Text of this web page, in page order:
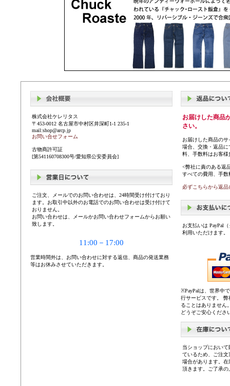
株式会社ケレリタス
〒453-0012 名古屋市中村区井深町1-1 235-1
mail:shop@arcp.jp
お問い合せフォーム
古物商許可証
[第541160708300号/愛知県公安委員会]
ご注文、メールでのお問い合わせは、24時間受け付けており
ます。お取引中以外のお電話でのお問い合わせは受け付けて
おりません。
お問い合わせは、メールかお問い合わせフォームからお願い
致します。
11:00－17:00
営業時間外は、お問い合わせに対する返信、商品の発送業務
等はお休みさせていただきます。
お届けした商品
さい。
お届けした商品の
場合、交換・返品
料、手数料はお客
<弊社に責のある返
すべての費用、手
必ずこちらから返
お支払いは PayPal
利用いただけます。
※PayPalは、世界中
行サービスです。
ることはありません
どうぞご安心くださ
当ショップにおい
ているため、ご注
場合があります。
頂きます。ご了承